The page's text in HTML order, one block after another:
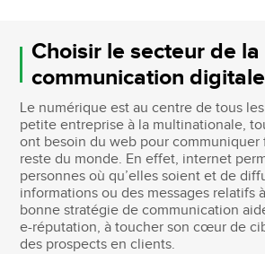
Choisir le secteur de la
communication digitale
Le numérique est au centre de tous
petite entreprise à la multinationale,
ont besoin du web pour
reste du monde. En effet, internet
personnes où qu’elles soient et de
informations ou des messages relatifs
bonne stratégie de communication
e-réputation, à toucher son cœur de
des prospects en clients.